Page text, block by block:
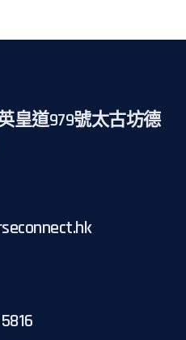
皇道979號太古坊德